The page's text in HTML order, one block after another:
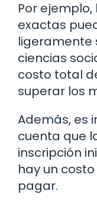
Por
exactas
ligeramente
ciencias
costo total
superar los
Además, es
cuenta que
inscripción
hay un
pagar.